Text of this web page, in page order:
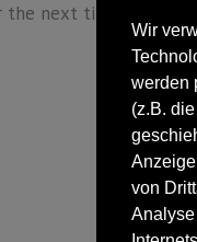
Wir
werden
(z.B.
von
next time I